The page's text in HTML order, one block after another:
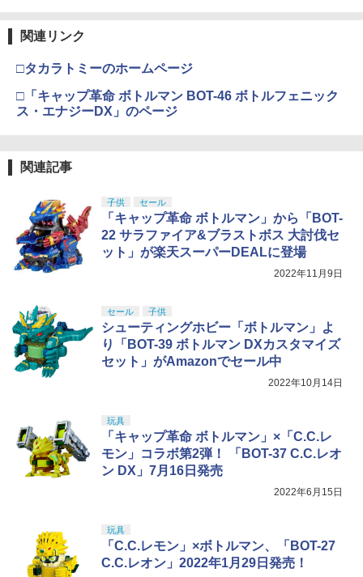
関連リンク
□タカラトミーのホームページ
□「キャップ革命 ボトルマン BOT-46 ボトルフェニック
ス・エナジーDX」のページ
関連記事
子供 セール
「キャップ革命 ボトルマン」から「BOT-
22 サラファイア&ブラストボス 大討伐セ
ット」が楽天スーパーDEALに登場
2022年11月9日
セール 子供
シューティングホビー「ボトルマン」よ
り「BOT-39 ボトルマン DXカスタマイズ
セット」がAmazonでセール中
2022年10月14日
玩具
「キャップ革命 ボトルマン」×「C.C.レ
モン」コラボ第2弾！ 「BOT-37 C.C.レオ
ン DX」7月16日発売
2022年6月15日
玩具
「C.C.レモン」×ボトルマン、「BOT-27
C.C.レオン」2022年1月29日発売！